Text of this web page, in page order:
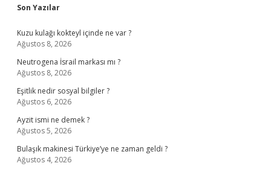
Sidebar
Son Yazılar
Kuzu kulağı kokteyl içinde ne var ?
Ağustos 8, 2026
Neutrogena İsrail markası mı ?
Ağustos 8, 2026
Eşitlik nedir sosyal bilgiler ?
Ağustos 6, 2026
Ayzit ismi ne demek ?
Ağustos 5, 2026
Bulaşık makinesi Türkiye’ye ne zaman geldi ?
Ağustos 4, 2026